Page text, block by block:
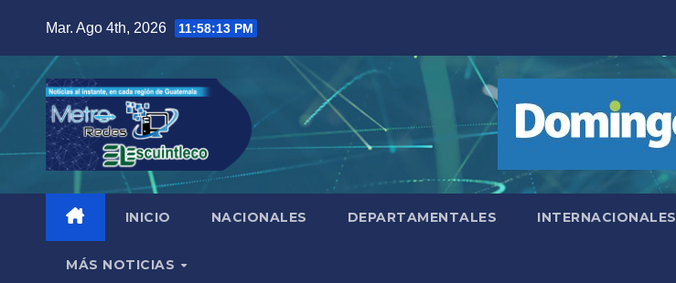
contenido
Mar. Ago 4th, 2026 11:58:14 PM
INICIO NACIONALES DEPARTAMENTALES INTERNACIONALES
MÁS NOTICIAS